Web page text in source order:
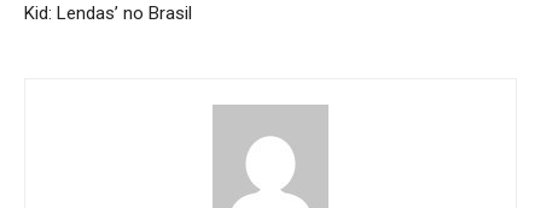
Kid: Lendas’ no Brasil